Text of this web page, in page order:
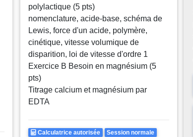
polylactique (5 pts)
nomenclature, acide-base, schéma de
Lewis, force d'un acide, polymère,
cinétique, vitesse volumique de
disparition, loi de vitesse d'ordre 1
Exercice B Besoin en magnésium (5
pts)
Titrage calcium et magnésium par
EDTA
Calculatrice
Calculatrice autorisée Rattrapages
Session normale